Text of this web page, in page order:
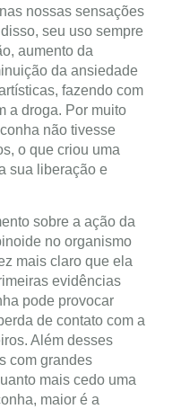
nossas sensações
seu uso sempre
aumento da
da ansiedade
fazendo com
a droga. Por muito
não tivesse
o que criou uma
sua liberação e
sobre a ação da
no organismo
mais claro que ela
evidências
pode provocar
de contato com a
Além desses
com grandes
mais cedo uma
maior é a